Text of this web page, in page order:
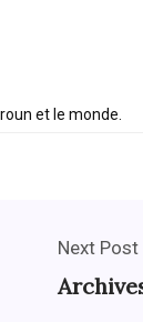
et le monde.
Next Post